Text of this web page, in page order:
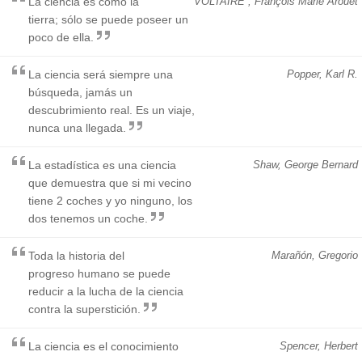
tierra; sólo se puede poseer un
poco de ella.
Popper, Karl R.
La ciencia será siempre una
búsqueda, jamás un
descubrimiento real. Es un viaje,
nunca una llegada.
Shaw, George Bernard
La estadística es una ciencia
que demuestra que si mi vecino
tiene 2 coches y yo ninguno, los
dos tenemos un coche.
Marañón, Gregorio
Toda la historia del
progreso humano se puede
reducir a la lucha de la ciencia
contra la superstición.
Spencer, Herbert
La ciencia es el conocimiento